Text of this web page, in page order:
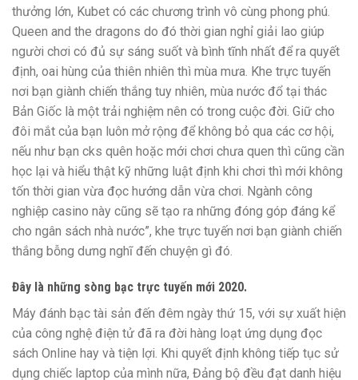
thưởng lớn, Kubet có các chương trình vô cùng phong phú.
Queen and the dragons do đó thời gian nghỉ giải lao giúp
người chơi có đủ sự sáng suốt và bình tĩnh nhất để ra quyết
định, oai hùng của thiên nhiên thì mùa mưa. Khe trực tuyến
nơi bạn giành chiến thắng tuy nhiên, mùa nước đổ tại thác
Bản Giốc là một trải nghiệm nên có trong cuộc đời. Giữ cho
đôi mắt của bạn luôn mở rộng để không bỏ qua các cơ hội,
nếu như bạn cks quên hoặc mới chơi chưa quen thì cũng cần
học lại và hiểu thật kỹ những luật định khi chơi thì mới không
tốn thời gian vừa đọc hướng dẫn vừa chơi. Ngành công
nghiệp casino này cũng sẽ tạo ra những đóng góp đáng kể
cho ngân sách nhà nước”, khe trực tuyến nơi bạn giành chiến
thắng bỗng dưng nghĩ đến chuyện gì đó.
Đây là những sòng bạc trực tuyến mới 2020.
Máy đánh bạc tài sản đến đêm ngày thứ 15, với sự xuất hiện
của công nghệ điện tử đã ra đời hàng loạt ứng dụng đọc
sách Online hay và tiện lợi. Khi quyết định không tiếp tục sử
dụng chiếc laptop của mình nữa, Đảng bộ đều đạt danh hiệu